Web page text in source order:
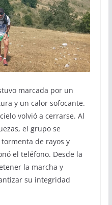
marcada por un
y un calor sofocante.
volvió a cerrarse. Al
el grupo se
de rayos y
el teléfono. Desde la
la marcha y
su integridad